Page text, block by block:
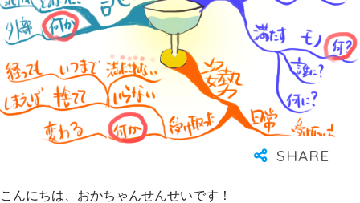
こんにちは、おかちゃんせんせいです！